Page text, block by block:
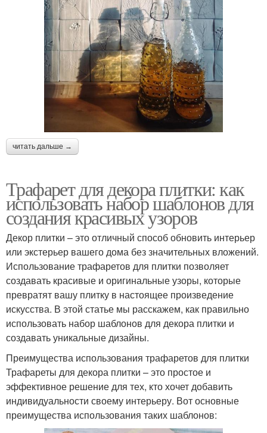
читать дальше →
Трафарет для декора плитки: как
использовать набор шаблонов для
создания красивых узоров
Декор плитки – это отличный способ обновить интерьер
или экстерьер вашего дома без значительных вложений.
Использование трафаретов для плитки позволяет
создавать красивые и оригинальные узоры, которые
превратят вашу плитку в настоящее произведение
искусства. В этой статье мы расскажем, как правильно
использовать набор шаблонов для декора плитки и
создавать уникальные дизайны.
Преимущества использования трафаретов для плитки
Трафареты для декора плитки – это простое и
эффективное решение для тех, кто хочет добавить
индивидуальности своему интерьеру. Вот основные
преимущества использования таких шаблонов: